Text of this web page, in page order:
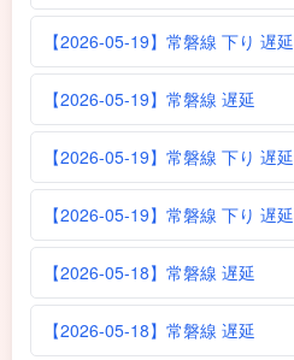
【2026-05-19】常磐線 下り 遅延
【2026-05-19】常磐線 遅延
【2026-05-19】常磐線 下り 遅延
【2026-05-19】常磐線 下り 遅延
【2026-05-18】常磐線 遅延
【2026-05-18】常磐線 遅延